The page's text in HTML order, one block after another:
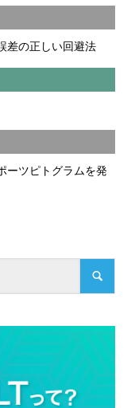
差の正しい回避法
ツピトグラムを発